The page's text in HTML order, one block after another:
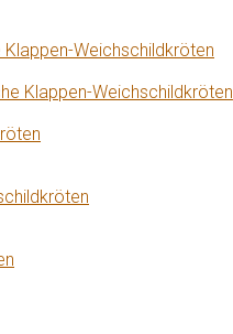
Weichschildkröten
Klappen-Weichschildkröten